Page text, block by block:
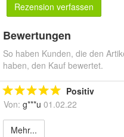
Rezension verfassen
Bewertungen
So haben Kunden, die den
haben, den Kauf bewertet.
Positiv
Von: g***u 01.02.22
Mehr...